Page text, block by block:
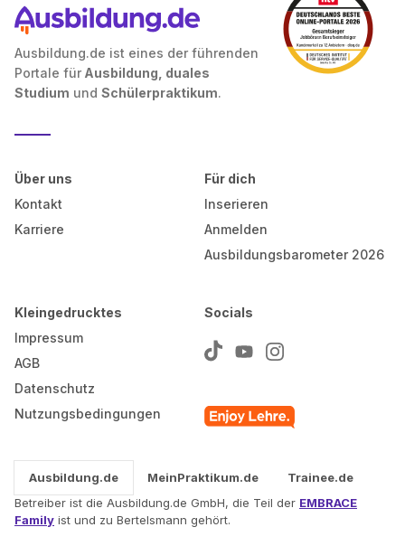
Ausbildung.de ist eines der führenden
Portale für Ausbildung, duales
Studium und Schülerpraktikum.
Über uns
Kontakt
Karriere
Für dich
Inserieren
Anmelden
Ausbildungsbarometer 2026
Kleingedrucktes
Impressum
AGB
Datenschutz
Nutzungsbedingungen
Socials
Ausbildung.de MeinPraktikum.de
Trainee.de
Betreiber ist die Ausbildung.de GmbH, die Teil der EMBRACE
Family ist und zu Bertelsmann gehört.